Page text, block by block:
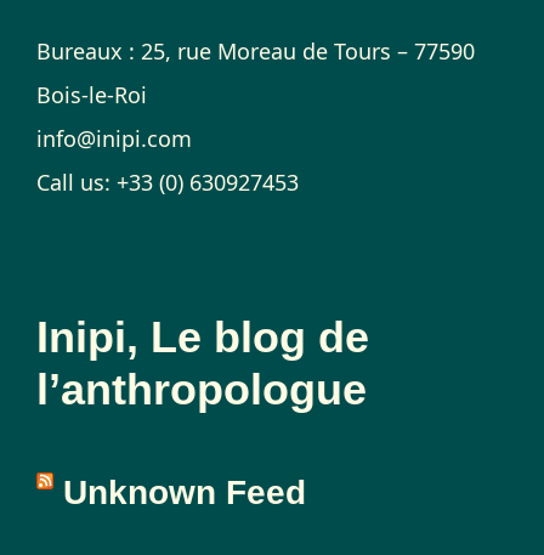
Bureaux : 25, rue Moreau de Tours – 77590
Bois-le-Roi
info@inipi.com
Call us: +33 (0) 630927453
Inipi, Le blog de
l’anthropologue
Unknown Feed